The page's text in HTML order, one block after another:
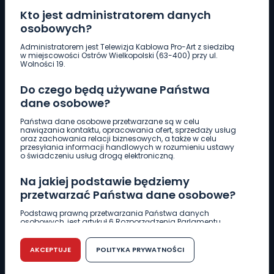
Kto jest administratorem danych
osobowych?
Administratorem jest Telewizja Kablowa Pro-Art z siedzibą
w miejscowości Ostrów Wielkopolski (63-400) przy ul.
Wolności 19.
Do czego będą używane Państwa
dane osobowe?
Państwa dane osobowe przetwarzane są w celu
nawiązania kontaktu, opracowania ofert, sprzedaży usług
oraz zachowania relacji biznesowych, a także w celu
przesyłania informacji handlowych w rozumieniu ustawy
o świadczeniu usług drogą elektroniczną.
Na jakiej podstawie będziemy
przetwarzać Państwa dane osobowe?
Podstawą prawną przetwarzania Państwa danych
osobowych, jest artykuł 6 Rozporządzenia Parlamentu
r. w sprawie ochrony osób fizycznych w związku z
przetwarzaniem danych osobowych w sprawie
swobodnego przepływu takich danych oraz uchylenia
dyrektywy 95/46/WE (RODO).
AKCEPTUJE POLITYKA PRYWATNOŚCI
Pobierz logotyp
661 997 997
REDAKCJA
62 735 22 22redakcja@wlkp24.info
DZIAŁ REKLAMY
62 735 01 85 reklama@wlkp24.info
WIADOMOŚCI
CIEKAWOSTKI